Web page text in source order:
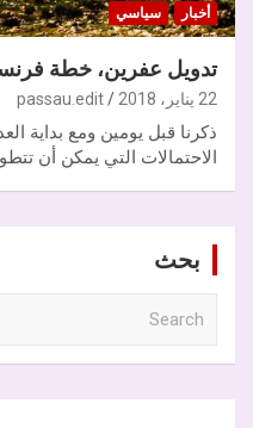
أخبار سياسي
تدويل عفرين، خطة
22 يناير، 2018 passau.edit
ذكرنا قبل يومين ومع بداية
الاحتمالات التي يمكن أن
بحث